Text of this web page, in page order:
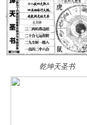
乾坤天圣书